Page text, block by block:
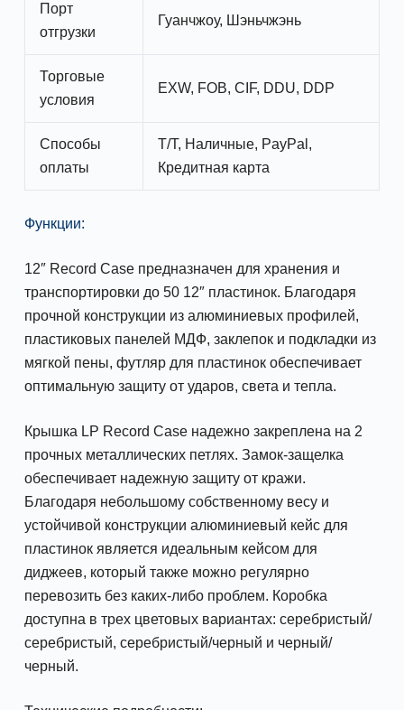
Порт
отгрузки
Гуанчжоу, Шэньчжэнь
Торговые
условия
EXW, FOB, CIF, DDU, DDP
Способы
оплаты
T/T, Наличные, PayPal,
Кредитная карта
Функции:
12″ Record Case предназначен для хранения и
транспортировки до 50 12″ пластинок. Благодаря
прочной конструкции из алюминиевых профилей,
пластиковых панелей МДФ, заклепок и подкладки из
мягкой пены, футляр для пластинок обеспечивает
оптимальную защиту от ударов, света и тепла.
Крышка LP Record Case надежно закреплена на 2
прочных металлических петлях. Замок-защелка
обеспечивает надежную защиту от кражи.
Благодаря небольшому собственному весу и
устойчивой конструкции алюминиевый кейс для
пластинок является идеальным кейсом для
диджеев, который также можно регулярно
перевозить без каких-либо проблем. Коробка
доступна в трех цветовых вариантах: серебристый/
серебристый, серебристый/черный и черный/
черный.